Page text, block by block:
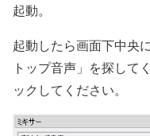
起動。
起動したら画面下中央
トップ音声」を探して
ックしてください。